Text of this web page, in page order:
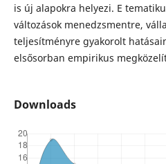
is új alapokra helyezi. E
változások menedzsmentre,
teljesítményre gyakorolt
elsősorban empirikus
Downloads